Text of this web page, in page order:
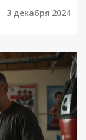
3 декабря 2024